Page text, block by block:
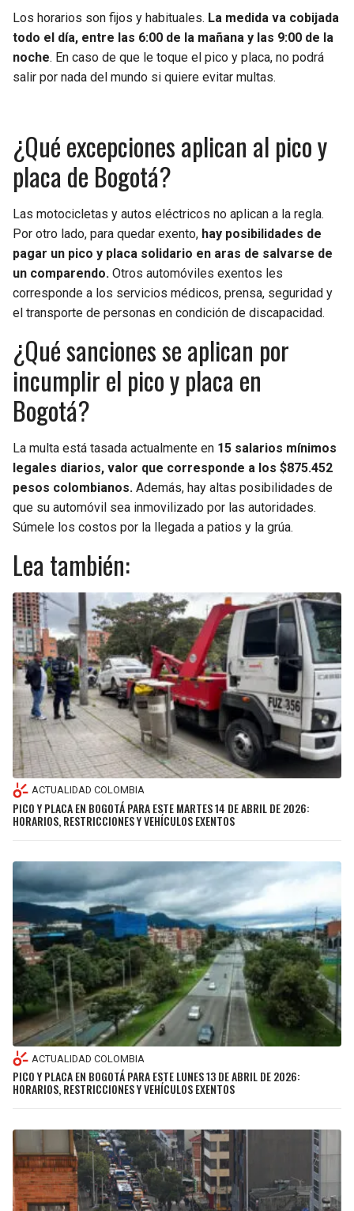
Los horarios son fijos y habituales. La medida va cobijada
todo el día, entre las 6:00 de la mañana y las 9:00 de la
noche. En caso de que le toque el pico y placa, no podrá
salir por nada del mundo si quiere evitar multas.
¿Qué excepciones aplican al pico y
placa de Bogotá?
Las motocicletas y autos eléctricos no aplican a la regla.
Por otro lado, para quedar exento, hay posibilidades de
pagar un pico y placa solidario en aras de salvarse de
un comparendo. Otros automóviles exentos les
corresponde a los servicios médicos, prensa, seguridad y
el transporte de personas en condición de discapacidad.
¿Qué sanciones se aplican por
incumplir el pico y placa en
Bogotá?
La multa está tasada actualmente en 15 salarios mínimos
legales diarios, valor que corresponde a los $875.452
pesos colombianos. Además, hay altas posibilidades de
que su automóvil sea inmovilizado por las autoridades.
Súmele los costos por la llegada a patios y la grúa.
Lea también:
ACTUALIDAD COLOMBIA
PICO Y PLACA EN BOGOTÁ PARA ESTE MARTES 14 DE ABRIL DE 2026:
HORARIOS, RESTRICCIONES Y VEHÍCULOS EXENTOS
ACTUALIDAD COLOMBIA
PICO Y PLACA EN BOGOTÁ PARA ESTE LUNES 13 DE ABRIL DE 2026:
HORARIOS, RESTRICCIONES Y VEHÍCULOS EXENTOS